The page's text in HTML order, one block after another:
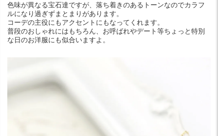
色味が異なる宝石達ですが、落ち着きのあるトーンなのでカラフ
ルになり過ぎずまとまりがあります。
コーデの主役にもアクセントにもなってくれます。
普段のおしゃれにはもちろん、お呼ばれやデート等ちょっと特別
な日のお洋服にも似合いますよ。